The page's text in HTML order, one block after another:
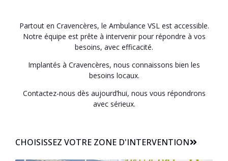
Partout en Cravencères, le Ambulance VSL est accessible.
Notre équipe est prête à intervenir pour répondre à vos
besoins, avec efficacité.
Implantés à Cravencères, nous connaissons bien les
besoins locaux.
Contactez-nous dès aujourd’hui, nous vous répondrons
avec sérieux.
CHOISISSEZ VOTRE ZONE D'INTERVENTION